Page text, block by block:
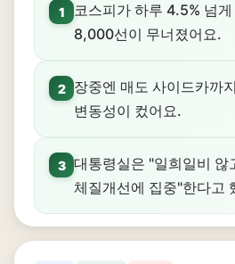
1
코스피가 하루 4.5% 넘
8,000선이 무너졌어요.
2
장중엔 매도 사이드카까
변동성이 컸어요.
3 대통령실은 "일희일비 않
체질개선에 집중"한다고